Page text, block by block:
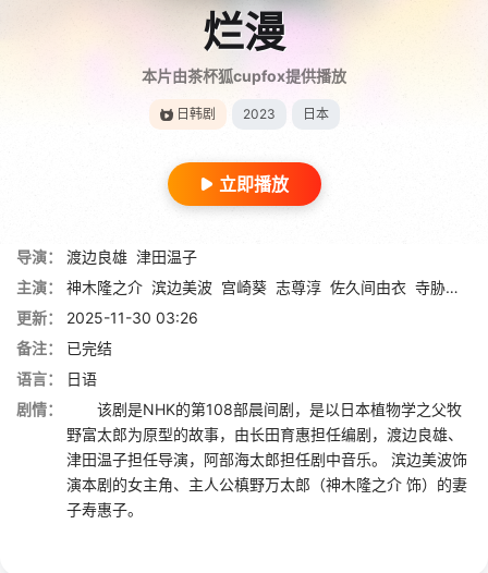
烂漫
本片由茶杯狐cupfox提供播放
日韩剧 2023 日本
立即播放
导演： 渡边良雄 津田温子
主演：
神木隆之介 滨边美波 宫崎葵 志尊淳 佐久间由衣 寺胁康文
更新：
2025-11-30 03:26
备注：
已完结
语言：
日语
剧情：
该剧是NHK的第108部晨间剧，是以日本植物学之父牧
野富太郎为原型的故事，由长田育惠担任编剧，渡边良雄、
津田温子担任导演，阿部海太郎担任剧中音乐。 滨边美波饰
演本剧的女主角、主人公槙野万太郎（神木隆之介 饰）的妻
子寿惠子。